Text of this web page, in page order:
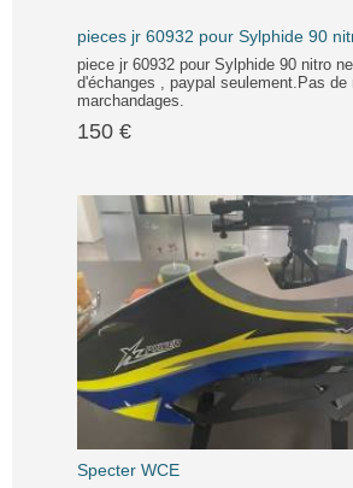
pieces jr 60932 pour Sylphide 90
piece jr 60932 pour Sylphide 90 nitro
d'échanges , paypal seulement.Pas de
marchandages.
150 €
Specter WCE